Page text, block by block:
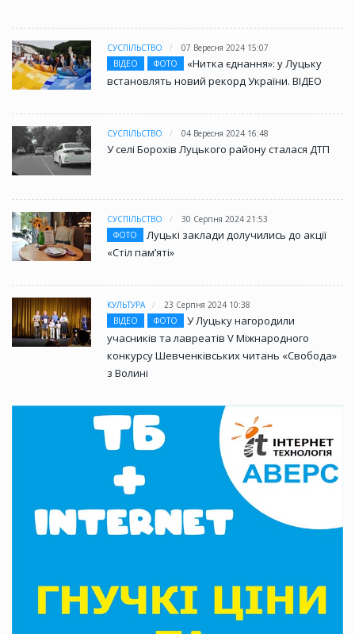
СУСПІЛЬСТВО
07 Вересня 2024 15:07
ВІДЕО
ФОТО
«Нитка єднання»: у Луцьку
встановлять новий рекорд України. ВІДЕО
СУСПІЛЬСТВО 04 Вересня 2024 16:48
У селі Борохів Луцького району сталася ДТП
СУСПІЛЬСТВО
30 Серпня 2024 21:53
ФОТО
Луцькі заклади долучились до акції
«Стіл памʼяті»
КУЛЬТУРА
23 Серпня 2024 10:38
ВІДЕО
ФОТО
У Луцьку нагородили
учасників та лавреатів V Міжнародного
конкурсу Шевченківських читань «Свобода»
з Волині